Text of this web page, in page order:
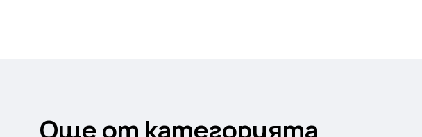
Още от категорията